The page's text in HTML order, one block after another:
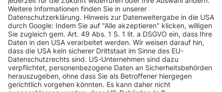
INFORMATIONEN
KUNDENSERVICE
INFORMATIONEN